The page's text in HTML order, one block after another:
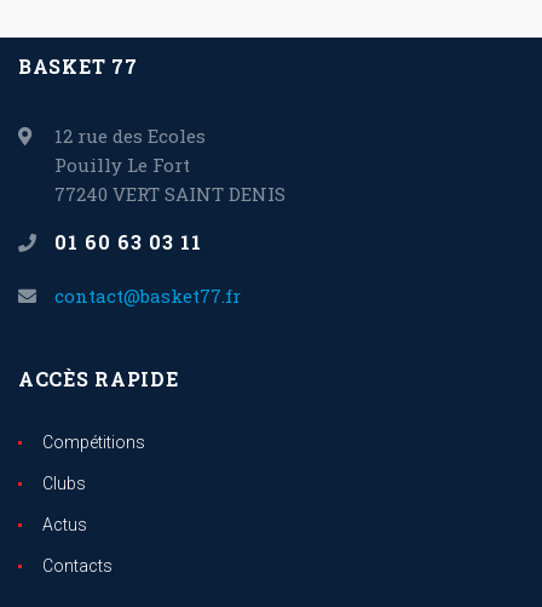
BASKET 77
12 rue des Ecoles
Pouilly Le Fort
77240 VERT SAINT DENIS
01 60 63 03 11
contact@basket77.fr
ACCÈS RAPIDE
Compétitions
Clubs
Actus
Contacts